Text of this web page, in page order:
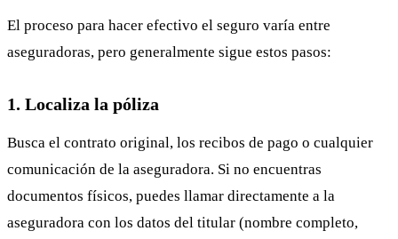
El proceso para hacer efectivo el seguro varía entre
aseguradoras, pero generalmente sigue estos pasos:
1. Localiza la póliza
Busca el contrato original, los recibos de pago o cualquier
comunicación de la aseguradora. Si no encuentras
documentos físicos, puedes llamar directamente a la
aseguradora con los datos del titular (nombre completo,